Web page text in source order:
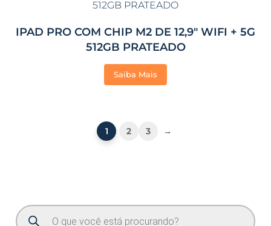
IPAD PRO COM CHIP M2 DE 12,9″ WIFI + 5G
512GB PRATEADO
Saiba Mais
1 2 3 →